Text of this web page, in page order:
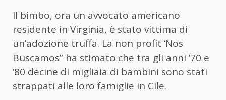
Il bimbo, ora un avvocato americano
residente in Virginia, è stato vittima di
un’adozione truffa. La non profit ‘Nos
Buscamos” ha stimato che tra gli anni ’70 e
’80 decine di migliaia di bambini sono stati
strappati alle loro famiglie in Cile.